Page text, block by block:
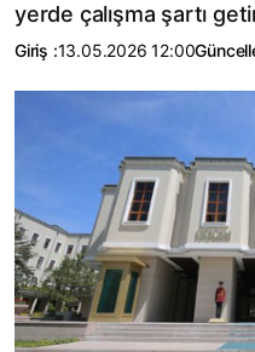
yerde çalışma şartı
Giriş :13.05.2026 12:00